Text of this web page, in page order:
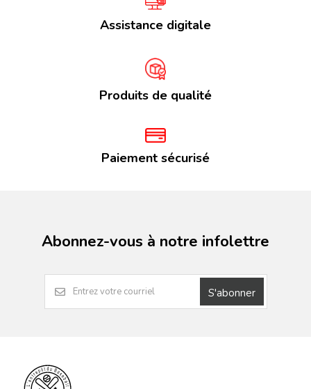
Assistance digitale
Produits de qualité
Paiement sécurisé
Abonnez-vous à notre infolettre
S'abonner